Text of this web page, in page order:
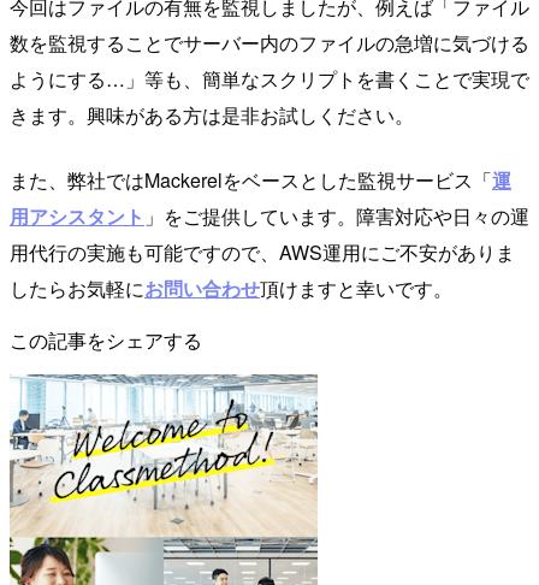
今回はファイルの有無を監視しましたが、例えば「ファイル
数を監視することでサーバー内のファイルの急増に気づける
ようにする…」等も、簡単なスクリプトを書くことで実現で
きます。興味がある方は是非お試しください。
また、弊社ではMackerelをベースとした監視サービス「運
用アシスタント 」をご提供しています。障害対応や日々の運
用代行の実施も可能ですので、AWS運用にご不安がありま
したらお気軽にお問い合わせ頂けますと幸いです。
この記事をシェアする